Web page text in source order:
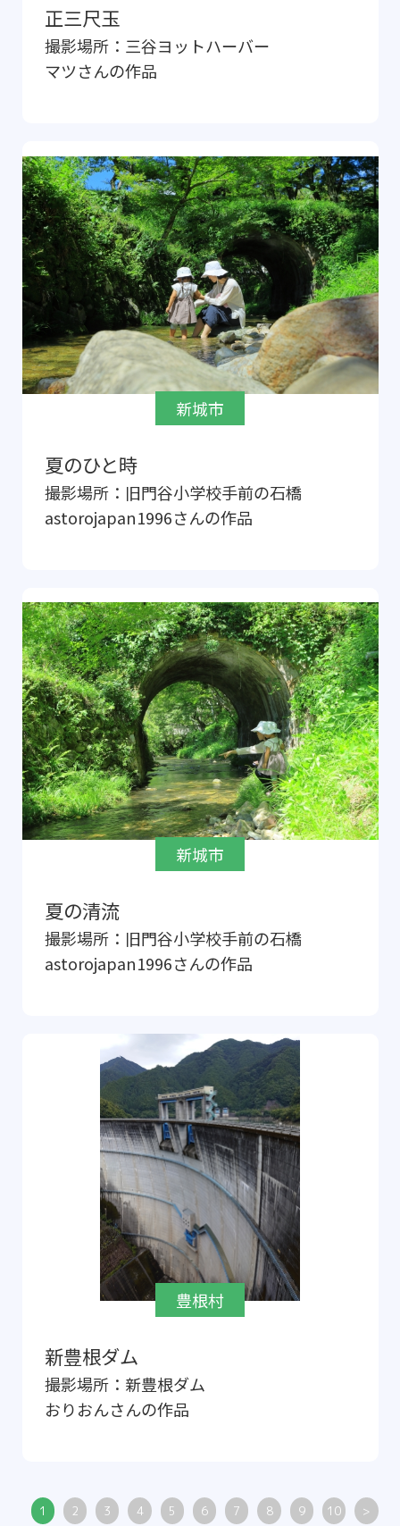
正三尺玉
撮影場所： 三谷ヨットハーバー
マツさんの作品
新城市
夏のひと時
撮影場所： 旧門谷小学校手前の石橋
astorojapan1996さんの作品
新城市
夏の清流
撮影場所： 旧門谷小学校手前の石橋
astorojapan1996さんの作品
豊根村
新豊根ダム
撮影場所： 新豊根ダム
おりおんさんの作品
1 2 3 4 5 6 7 8 9 10 >